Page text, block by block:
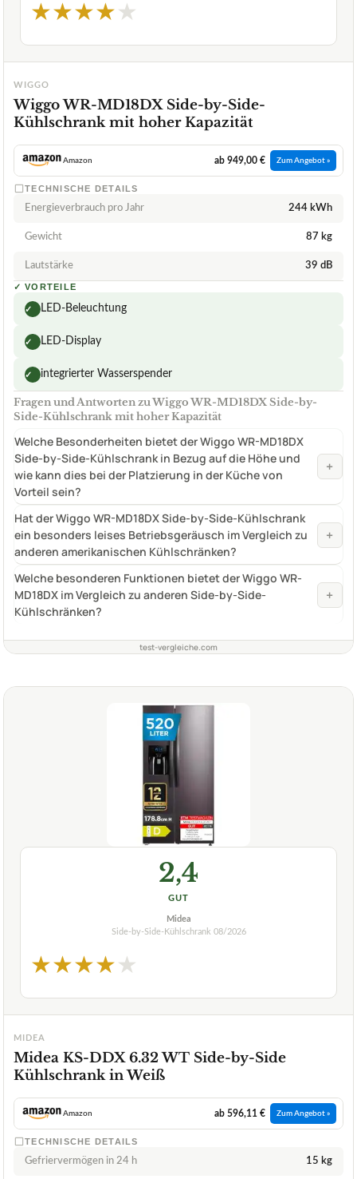
★★★★★
WIGGO
Wiggo WR-MD18DX Side-by-Side-
Kühlschrank mit hoher Kapazität
Amazon ab 949,00 € Zum Angebot »
TECHNISCHE DETAILS
Energieverbrauch pro Jahr 244 kWh
Gewicht 87 kg
Lautstärke 39 dB
✓ VORTEILE
✓ LED-Beleuchtung
✓ LED-Display
✓ integrierter Wasserspender
Fragen und Antworten zu Wiggo WR-MD18DX Side-by-
Side-Kühlschrank mit hoher Kapazität
Welche Besonderheiten bietet der Wiggo WR-MD18DX
Side-by-Side-Kühlschrank in Bezug auf die Höhe und
wie kann dies bei der Platzierung in der Küche von
Vorteil sein?
+
Hat der Wiggo WR-MD18DX Side-by-Side-Kühlschrank
ein besonders leises Betriebsgeräusch im Vergleich zu
anderen amerikanischen Kühlschränken?
+
Welche besonderen Funktionen bietet der Wiggo WR-
MD18DX im Vergleich zu anderen Side-by-Side-
Kühlschränken?
+
test-vergleiche.com
2,4
GUT
Midea
Side-by-Side-Kühlschrank 08/2026
★★★★★
MIDEA
Midea KS-DDX 6.32 WT Side-by-Side
Kühlschrank in Weiß
Amazon ab 596,11 € Zum Angebot »
TECHNISCHE DETAILS
Gefriervermögen in 24 h 15 kg